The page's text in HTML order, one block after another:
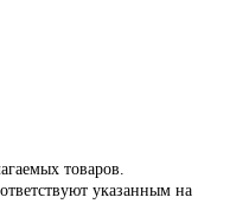
товаров.
указанным на